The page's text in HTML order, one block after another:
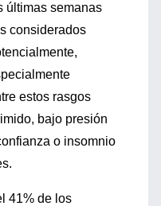
últimas semanas
considerados
estos rasgos
bajo presión
o insomnio
41% de los